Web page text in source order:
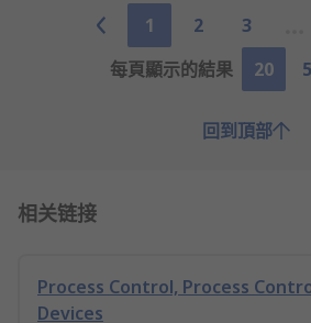
1 2 3
每頁顯示的結果
20
回到頂部
相关链接
Process Control, Process
Devices